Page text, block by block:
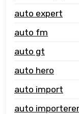
auto expert
auto fm
auto gt
auto hero
auto import
auto